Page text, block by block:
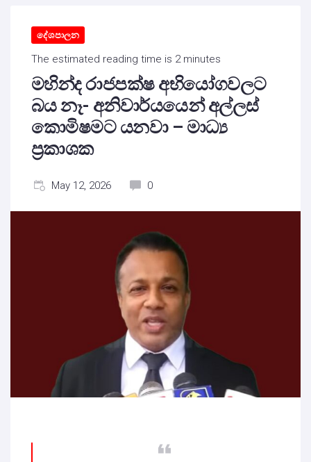
දේශපාලන
The estimated reading time is 2 minutes
මහින්ද රාජපක්ෂ අභියෝගවලට
බය නෑ- අනිවාර්යයෙන් අල්ලස්
කොමිෂමට යනවා – මාධ්‍ය
ප්‍රකාශක
May 12, 2026 0